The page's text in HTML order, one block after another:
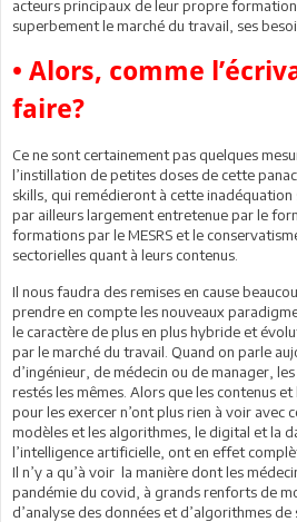
acteurs principaux de leur propre
superbement le marché du travail, ses
• Alors, comme
faire?
Ce ne sont certainement pas quelques
l’instillation de petites doses de cette
skills, qui remédieront à cette
par ailleurs largement entretenue par le
formations par le MESRS et le
sectorielles quant à leurs contenus.
Il nous faudra des remises en cause
prendre en compte les nouveaux
le caractère de plus en plus hybride et
par le marché du travail. Quand on parle
d’ingénieur, de médecin ou de manager,
restés les mêmes. Alors que les contenus
pour les exercer n’ont plus rien à voir avec
modèles et les algorithmes, le digital et la
l’intelligence artificielle, ont en effet
Il n’y a qu’à voir la manière dont les
pandémie du covid, à grands renforts de
d’analyse des données et d’algorithmes de